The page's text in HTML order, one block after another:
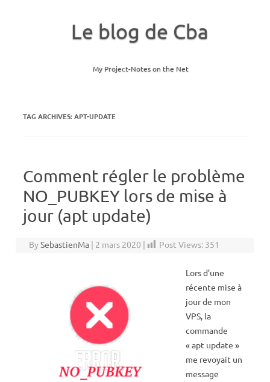
Le blog de Cba
My Project-Notes on the Net
TAG ARCHIVES:APT-UPDATE
Comment régler le problème
NO_PUBKEY lors de mise à
jour (apt update)
BySebastienMa | 2 mars 2020 | Post Views: 351
Lors d’une
récente mise à
jour de mon
VPS, la
commande
« apt update »
me revoyait un
message